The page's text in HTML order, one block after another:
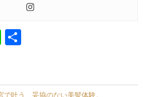
Line
で叶う、妥協のない美髪体験。